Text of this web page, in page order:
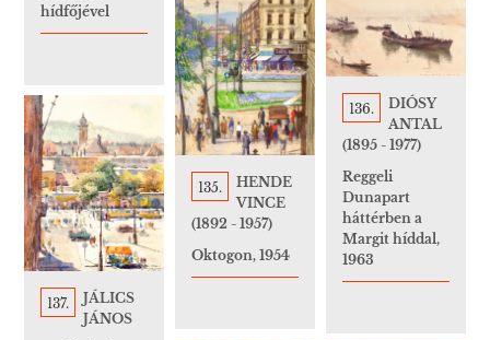
hídfőjével
135.
HENDE
VINCE
(1892 - 1957)
Oktogon, 1954
136.
DIÓSY
ANTAL
(1895 - 1977)
Reggeli
Dunapart
háttérben a
Margit híddal,
1963
137.
JÁLICS
JÁNOS